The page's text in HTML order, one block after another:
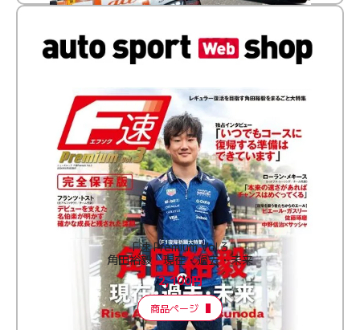
F速 Premium Vol.3
角田裕毅 現在・過去・未来
2,100円
商品ページ